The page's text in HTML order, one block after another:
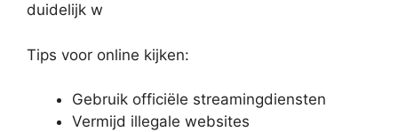
duidelijk w
Tips voor online kijken:
Gebruik officiële streamingdiensten
Vermijd illegale websites